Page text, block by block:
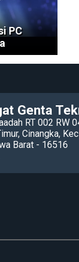
PC
Genta
RT 002 RW
Cinangka,
Barat - 16516